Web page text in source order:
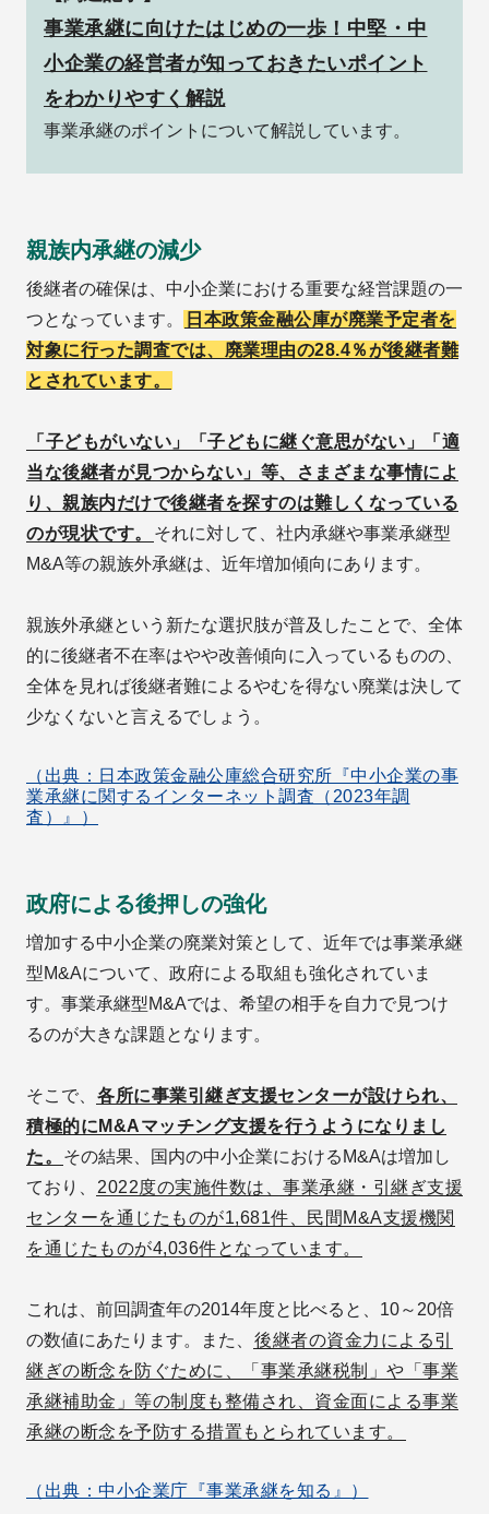
事業承継に向けたはじめの一歩！中堅・中
小企業の経営者が知っておきたいポイント
をわかりやすく解説
事業承継のポイントについて解説しています。
親族内承継の減少
後継者の確保は、中小企業における重要な経営課題の一
つとなっています。
日本政策金融公庫が廃業予定者を
対象に行った調査では、廃業理由の28.4％が後継者難
とされています。
「子どもがいない」「子どもに継ぐ意思がない」「適
当な後継者が見つからない」等、さまざまな事情によ
り、親族内だけで後継者を探すのは難しくなっている
のが現状です。
それに対して、社内承継や事業承継型
M&A等の親族外承継は、近年増加傾向にあります。
親族外承継という新たな選択肢が普及したことで、全体
的に後継者不在率はやや改善傾向に入っているものの、
全体を見れば後継者難によるやむを得ない廃業は決して
少なくないと言えるでしょう。
（出典：日本政策金融公庫総合研究所『中小企業の事
業承継に関するインターネット調査（2023年調
査）』）
政府による後押しの強化
増加する中小企業の廃業対策として、近年では事業承継
型M&Aについて、政府による取組も強化されていま
す。事業承継型M&Aでは、希望の相手を自力で見つけ
るのが大きな課題となります。
そこで、 各所に事業引継ぎ支援センターが設けられ、
積極的にM&Aマッチング支援を行うようになりまし
た。
その結果、国内の中小企業におけるM&Aは増加し
ており、
2022度の実施件数は、事業承継・引継ぎ支援
センターを通じたものが1,681件、民間M&A支援機関
を通じたものが4,036件となっています。
これは、前回調査年の2014年度と比べると、10～20倍
の数値にあたります。また、 後継者の資金力による引
継ぎの断念を防ぐために、「事業承継税制」や「事業
承継補助金」等の制度も整備され、資金面による事業
承継の断念を予防する措置もとられています。
（出典：中小企業庁『事業承継を知る』）